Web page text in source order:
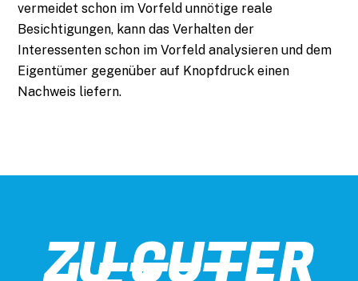
vermeidet schon im Vorfeld unnötige reale
Besichtigungen, kann das Verhalten der
Interessenten schon im Vorfeld analysieren und dem
Eigentümer gegenüber auf Knopfdruck einen
Nachweis liefern.